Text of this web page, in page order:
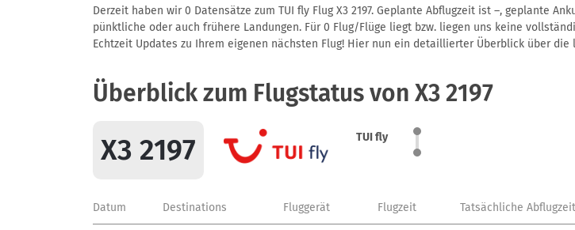
Derzeit haben wir 0 Datensätze zum TUI fly Flug X3 2197. Geplante Abflugzeit ist –, geplante
pünktliche oder auch frühere Landungen. Für 0 Flug/Flüge liegt bzw. liegen uns keine
Echtzeit Updates zu Ihrem eigenen nächsten Flug! Hier nun ein detaillierter Überblick über die
Überblick zum Flugstatus von X3 2197
X3 2197 TUI fly
Datum Destinations Fluggerät Flugzeit Tatsächliche Abflugzeit